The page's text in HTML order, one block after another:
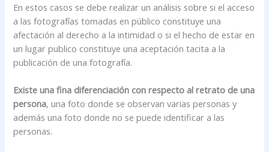
En estos casos se debe realizar un análisis sobre si el acceso
a las fotografías tomadas en público constituye una
afectación al derecho a la intimidad o si el hecho de estar en
un lugar publico constituye una aceptación tacita a la
publicación de una fotografía.
Existe una fina diferenciación con respecto al retrato de una
persona, una foto donde se observan varias personas y
además una foto donde no se puede identificar a las
personas.